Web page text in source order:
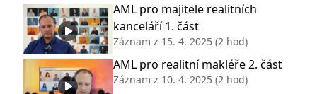
AML pro majitele realitních
kanceláří 1. část
Záznam z 15. 4. 2025 (2 hod)
AML pro realitní makléře 2. část
Záznam z 10. 4. 2025 (2 hod)